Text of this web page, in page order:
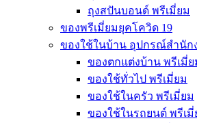
ถุงสปันบอนด์ พรีเมี่ยม
ของพรีเมี่ยมยุคโควิด 19
ของใช้ในบ้าน อุปกรณ์สำนัก
ของตกแต่งบ้าน พรีเมี่ย
ของใช้ทั่วไป พรีเมี่ยม
ของใช้ในครัว พรีเมี่ยม
ของใช้ในรถยนต์ พรีเมี่